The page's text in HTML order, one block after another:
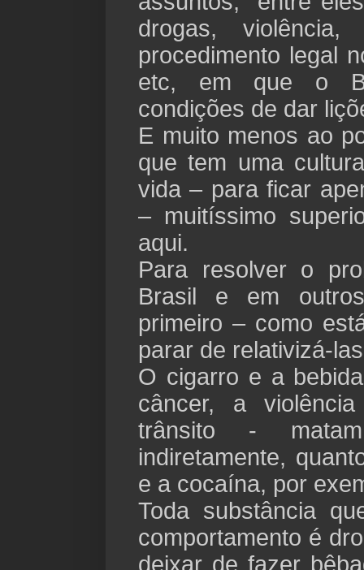
drogas, violência,
procedimento legal
etc, em que o
condições de dar
E muito menos ao
que tem uma
vida – para ficar
– muitíssimo
aqui.
Para resolver o
Brasil e em
primeiro – como
parar de relativizá-
O cigarro e a
câncer, a
trânsito -
indiretamente,
e a cocaína, por
Toda substância
comportamento é
deixar de fazer